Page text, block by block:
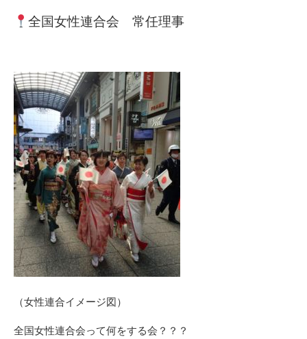
全国女性連合会 常任理事
（女性連合イメージ図）
全国女性連合会って何をする会？？？